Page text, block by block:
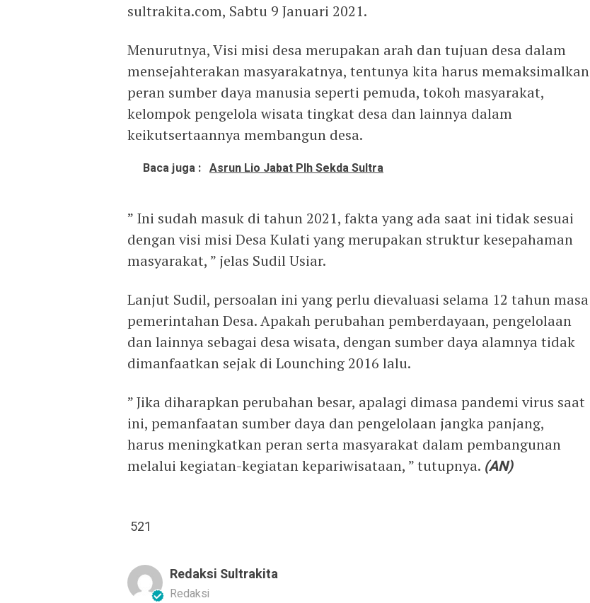
sultrakita.com, Sabtu 9 Januari 2021.
Menurutnya, Visi misi desa merupakan arah dan tujuan desa dalam
mensejahterakan masyarakatnya, tentunya kita harus memaksimalkan
peran sumber daya manusia seperti pemuda, tokoh masyarakat,
kelompok pengelola wisata tingkat desa dan lainnya dalam
keikutsertaannya membangun desa.
Baca juga : Asrun Lio Jabat Plh Sekda Sultra
” Ini sudah masuk di tahun 2021, fakta yang ada saat ini tidak sesuai
dengan visi misi Desa Kulati yang merupakan struktur kesepahaman
masyarakat, ” jelas Sudil Usiar.
Lanjut Sudil, persoalan ini yang perlu dievaluasi selama 12 tahun masa
pemerintahan Desa. Apakah perubahan pemberdayaan, pengelolaan
dan lainnya sebagai desa wisata, dengan sumber daya alamnya tidak
dimanfaatkan sejak di Lounching 2016 lalu.
” Jika diharapkan perubahan besar, apalagi dimasa pandemi virus saat
ini, pemanfaatan sumber daya dan pengelolaan jangka panjang,
harus meningkatkan peran serta masyarakat dalam pembangunan
melalui kegiatan-kegiatan kepariwisataan, ” tutupnya. (AN)
521
Redaksi Sultrakita
Redaksi